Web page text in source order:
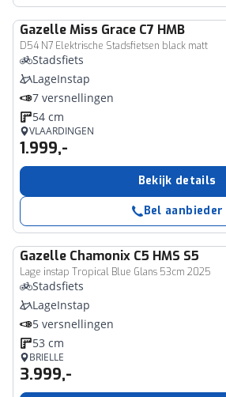
GazelleMiss Grace C7 HMB
D54 N7 Elektrische Stadsfietsen black matt
Stadsfiets
LageInstap
7 versnellingen
54 cm
VLAARDINGEN
1.999,-
Bekijk details
Bel aanbieder
Gazelle Chamonix C5 HMS S5
Lage instap Tropical Blue Glans 53cm 2025
Stadsfiets
LageInstap
5 versnellingen
53 cm
BRIELLE
3.999,-